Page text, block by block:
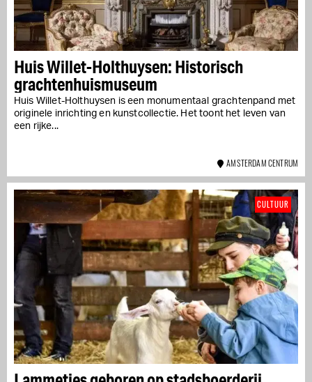
Huis Willet-Holthuysen: Historisch
grachtenhuismuseum
Huis Willet-Holthuysen is een monumentaal grachtenpand met
originele inrichting en kunstcollectie. Het toont het leven van
een rijke...
AMSTERDAM CENTRUM
CULTUUR